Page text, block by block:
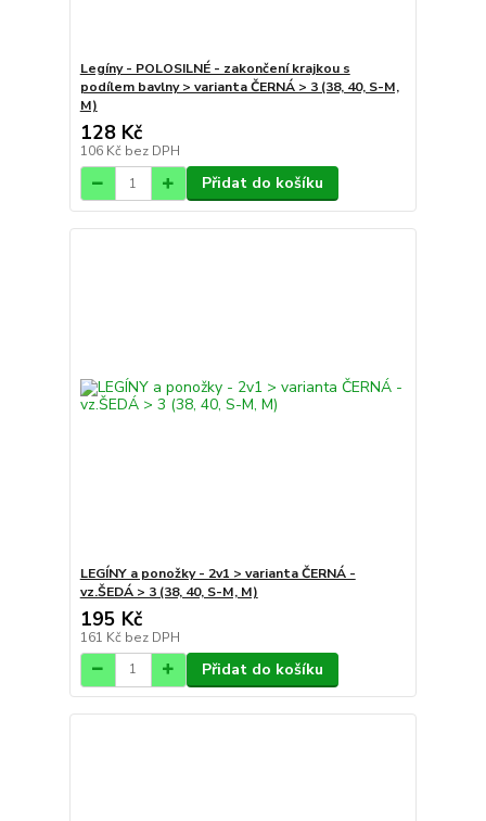
Legíny - POLOSILNÉ - zakončení krajkou s
podílem bavlny > varianta ČERNÁ > 3 (38, 40, S-M,
M)
128 Kč
106 Kč bez DPH
Přidat do košíku
LEGÍNY a ponožky - 2v1 > varianta ČERNÁ -
vz.ŠEDÁ > 3 (38, 40, S-M, M)
195 Kč
161 Kč bez DPH
Přidat do košíku